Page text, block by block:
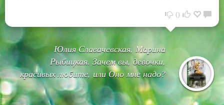
0
Юлия Славачевская, Марина
Рыбицкая. Зачем вы, девочки,
красивых любите, или Оно мне надо?